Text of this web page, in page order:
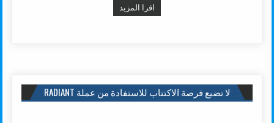
اقرا المزيد
لا تضيع فرصة الاكتتاب للاستفادة من عملة RADIANT